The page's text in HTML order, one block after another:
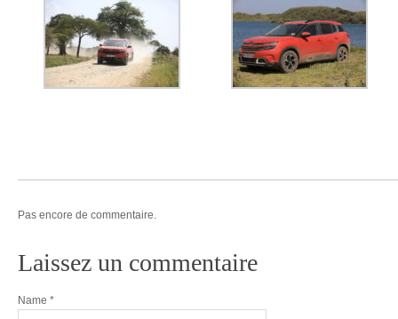
Pas encore de commentaire.
Laissez un commentaire
Name *